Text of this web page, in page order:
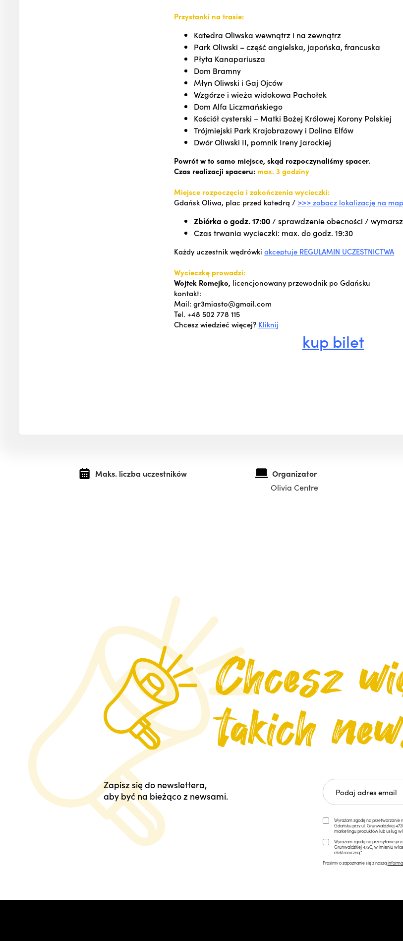
Przystanki na trasie:
Katedra Oliwska wewnątrz i na zewnątrz
Park Oliwski – część angielska, japońska, francuska
Płyta Kanapariusza
Dom Bramny
Młyn Oliwski i Gaj Ojców
Wzgórze i wieża widokowa Pachołek
Dom Alfa Liczmańskiego
Kościół cysterski – Matki Bożej Królowej Korony Polskiej
Trójmiejski Park Krajobrazowy i Dolina Elfów
Dwór Oliwski II, pomnik Ireny Jarockiej
Powrót w to samo miejsce, skąd rozpoczynaliśmy spacer.
Czas realizacji spaceru: max. 3 godziny
Miejsce rozpoczęcia i zakończenia wycieczki:
Gdańsk Oliwa, plac przed katedrą / >>> zobacz lokalizację na
Zbiórka o godz. 17:00 / sprawdzenie obecności / wymarsz
Czas trwania wycieczki: max. do godz. 19:30
Każdy uczestnik wędrówkiakceptuje REGULAMIN UCZESTNICTWA
Wycieczkę prowadzi:
Wojtek Romejko, licencjonowany przewodnik po Gdańsku
kontakt:
Mail: gr3miasto@gmail.com
Tel. +48 502 778 115
Chcesz wiedzieć więcej? Kliknij
kup bilet
Maks. liczba uczestników
Organizator
Olivia Centre
Zapisz się do newslettera,
aby być na bieżąco z newsami.
Wyrażam zgodę na przetwarzanie
Gdańsku przy ul. Grunwaldzkiej
marketingu produktów lub usług
Wyrażam zgodę na przesyłanie
Grunwaldzkiej 472C, w imieniu
elektroniczną.*
Prosimy o zapoznanie się z naszą